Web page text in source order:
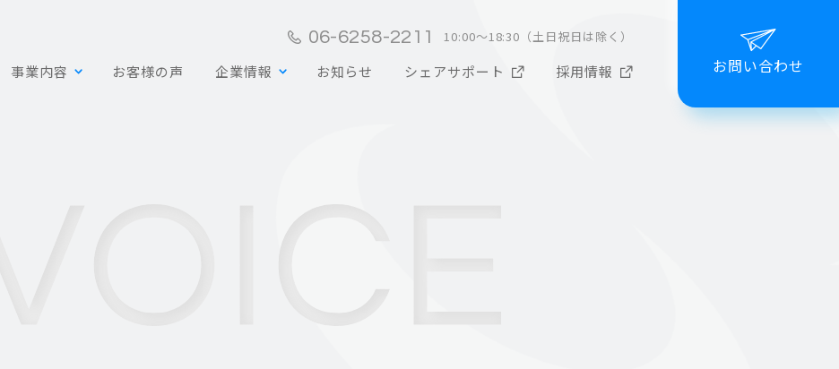
06-6258-2211 10:00～18:30（土日祝日は除く）
事業内容 お客様の声 企業情報 お知らせ シェアサポート 採用情報 お問い合わせ